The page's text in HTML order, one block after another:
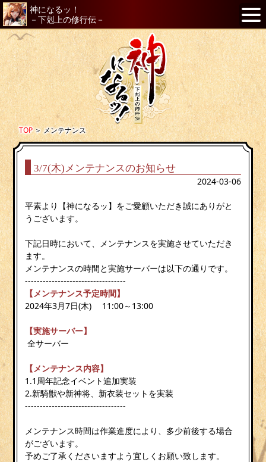
神になるッ！
－下剋上の修行伝－
TOP＞メンテナンス
3/7(木)メンテナンスのお知らせ
2024-03-06
平素より【神になるッ】をご愛顧いただき誠にありがと
うございます。
下記日時において、メンテナンスを実施させていただき
ます。
メンテナンスの時間と実施サーバーは以下の通りです。
----------------------------------
【メンテナンス予定時間】
2024年3月7日(木) 11:00～13:00
【実施サーバー】
全サーバー
【メンテナンス内容】
1.1周年記念イベント追加実装
2.新騎獣や新神将、新衣装セットを実装
----------------------------------
メンテナンス時間は作業進度により、多少前後する場合
がございます。
予めご了承くださいますよう宜しくお願い致します。